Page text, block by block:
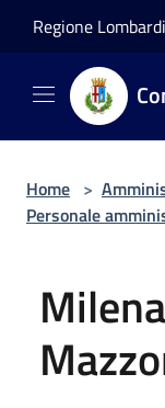
Regione
Home >
Personale